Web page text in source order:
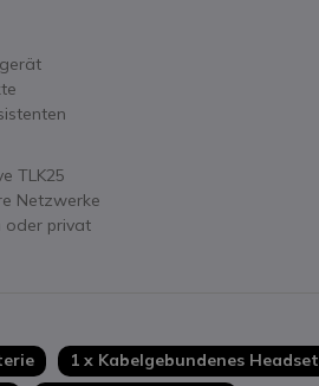
TLK25
Netzwerke
oder privat
1 x Kabelgebundenes Headset